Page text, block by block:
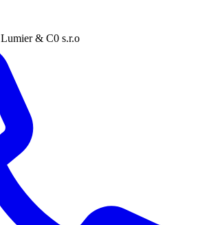
Lumier & C0 s.r.o